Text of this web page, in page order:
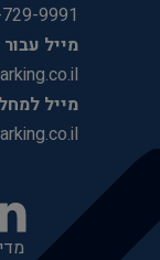
9991
מייל
מייל